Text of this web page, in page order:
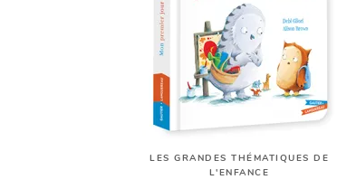
LES GRANDES THÉMATIQUES DE
L'ENFANCE